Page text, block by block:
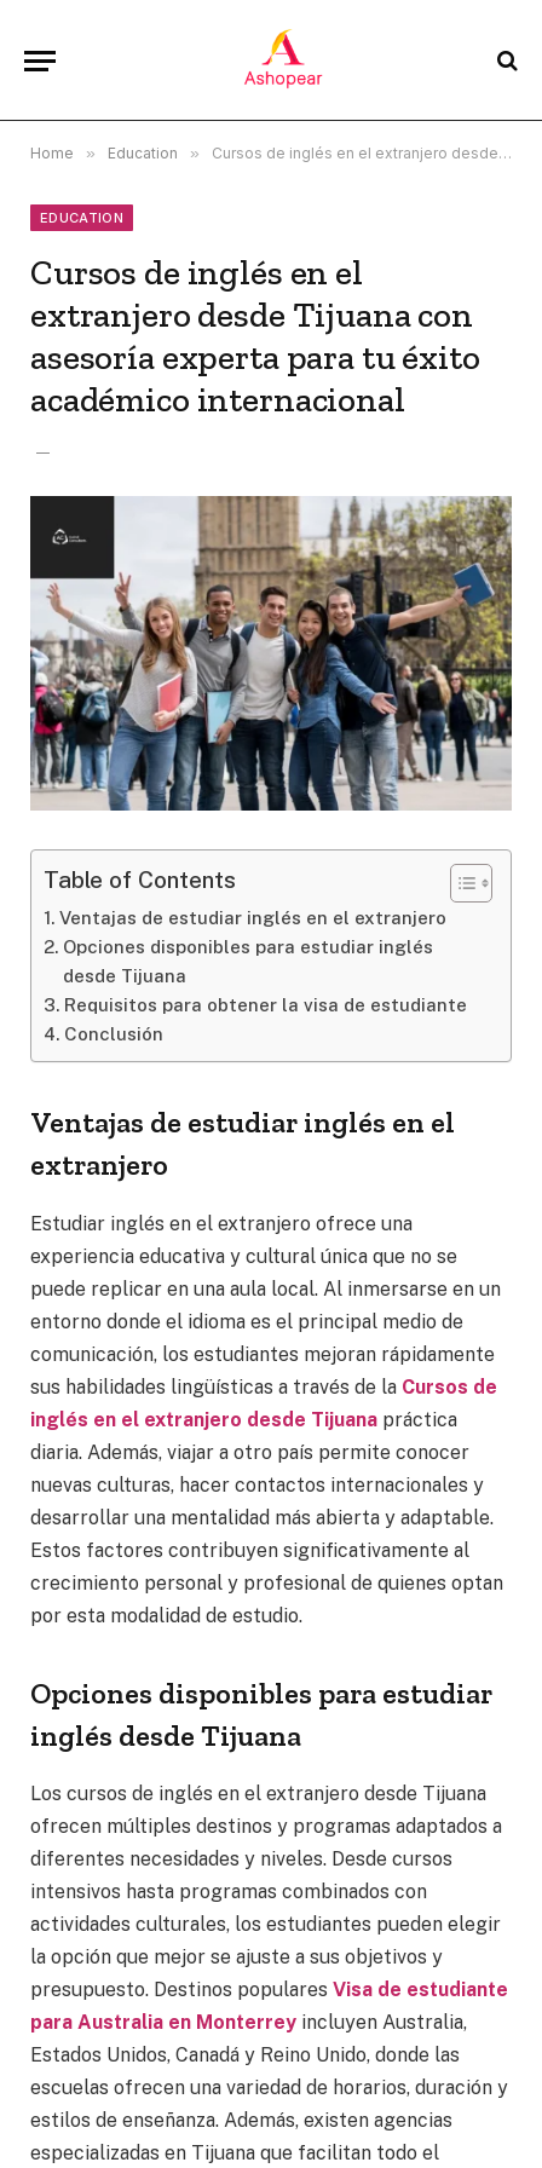
Home » Education » Cursos de inglés en el extranjero desde Tijuana con asesoría experta para tu éxito académico internacional
EDUCATION
Cursos de inglés en el
extranjero desde Tijuana con
asesoría experta para tu éxito
académico internacional
Table of Contents
Ventajas de estudiar inglés en el extranjero
Opciones disponibles para estudiar inglés
desde Tijuana
Requisitos para obtener la visa de estudiante
Conclusión
Ventajas de estudiar inglés en el
extranjero
Estudiar inglés en el extranjero ofrece una
experiencia educativa y cultural única que no se
puede replicar en una aula local. Al inmersarse en un
entorno donde el idioma es el principal medio de
comunicación, los estudiantes mejoran rápidamente
sus habilidades lingüísticas a través de la Cursos de
inglés en el extranjero desde Tijuana práctica
diaria. Además, viajar a otro país permite conocer
nuevas culturas, hacer contactos internacionales y
desarrollar una mentalidad más abierta y adaptable.
Estos factores contribuyen significativamente al
crecimiento personal y profesional de quienes optan
por esta modalidad de estudio.
Opciones disponibles para estudiar
inglés desde Tijuana
Los cursos de inglés en el extranjero desde Tijuana
ofrecen múltiples destinos y programas adaptados a
diferentes necesidades y niveles. Desde cursos
intensivos hasta programas combinados con
actividades culturales, los estudiantes pueden elegir
la opción que mejor se ajuste a sus objetivos y
presupuesto. Destinos populares Visa de estudiante
para Australia en Monterrey incluyen Australia,
Estados Unidos, Canadá y Reino Unido, donde las
escuelas ofrecen una variedad de horarios, duración y
estilos de enseñanza. Además, existen agencias
especializadas en Tijuana que facilitan todo el